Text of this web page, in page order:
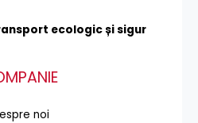
ecologic și sigur
noi